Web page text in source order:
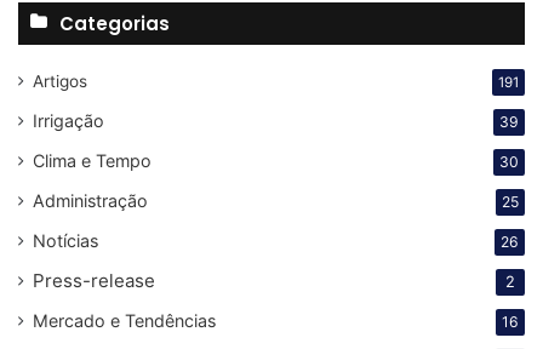
Categorias
Artigos 191
Irrigação 39
Clima e Tempo 30
Administração 25
Notícias 26
Press-release 2
Mercado e Tendências 16